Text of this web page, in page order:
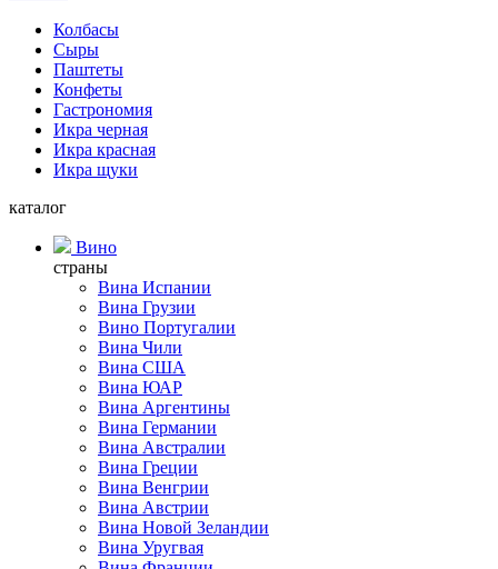
Колбасы
Сыры
Паштеты
Конфеты
Гастрономия
Икра черная
Икра красная
Икра щуки
каталог
Вино
страны
Вина Испании
Вина Грузии
Вино Португалии
Вина Чили
Вина США
Вина ЮАР
Вина Аргентины
Вина Германии
Вина Австралии
Вина Греции
Вина Венгрии
Вина Австрии
Вина Новой Зеландии
Вина Уругвая